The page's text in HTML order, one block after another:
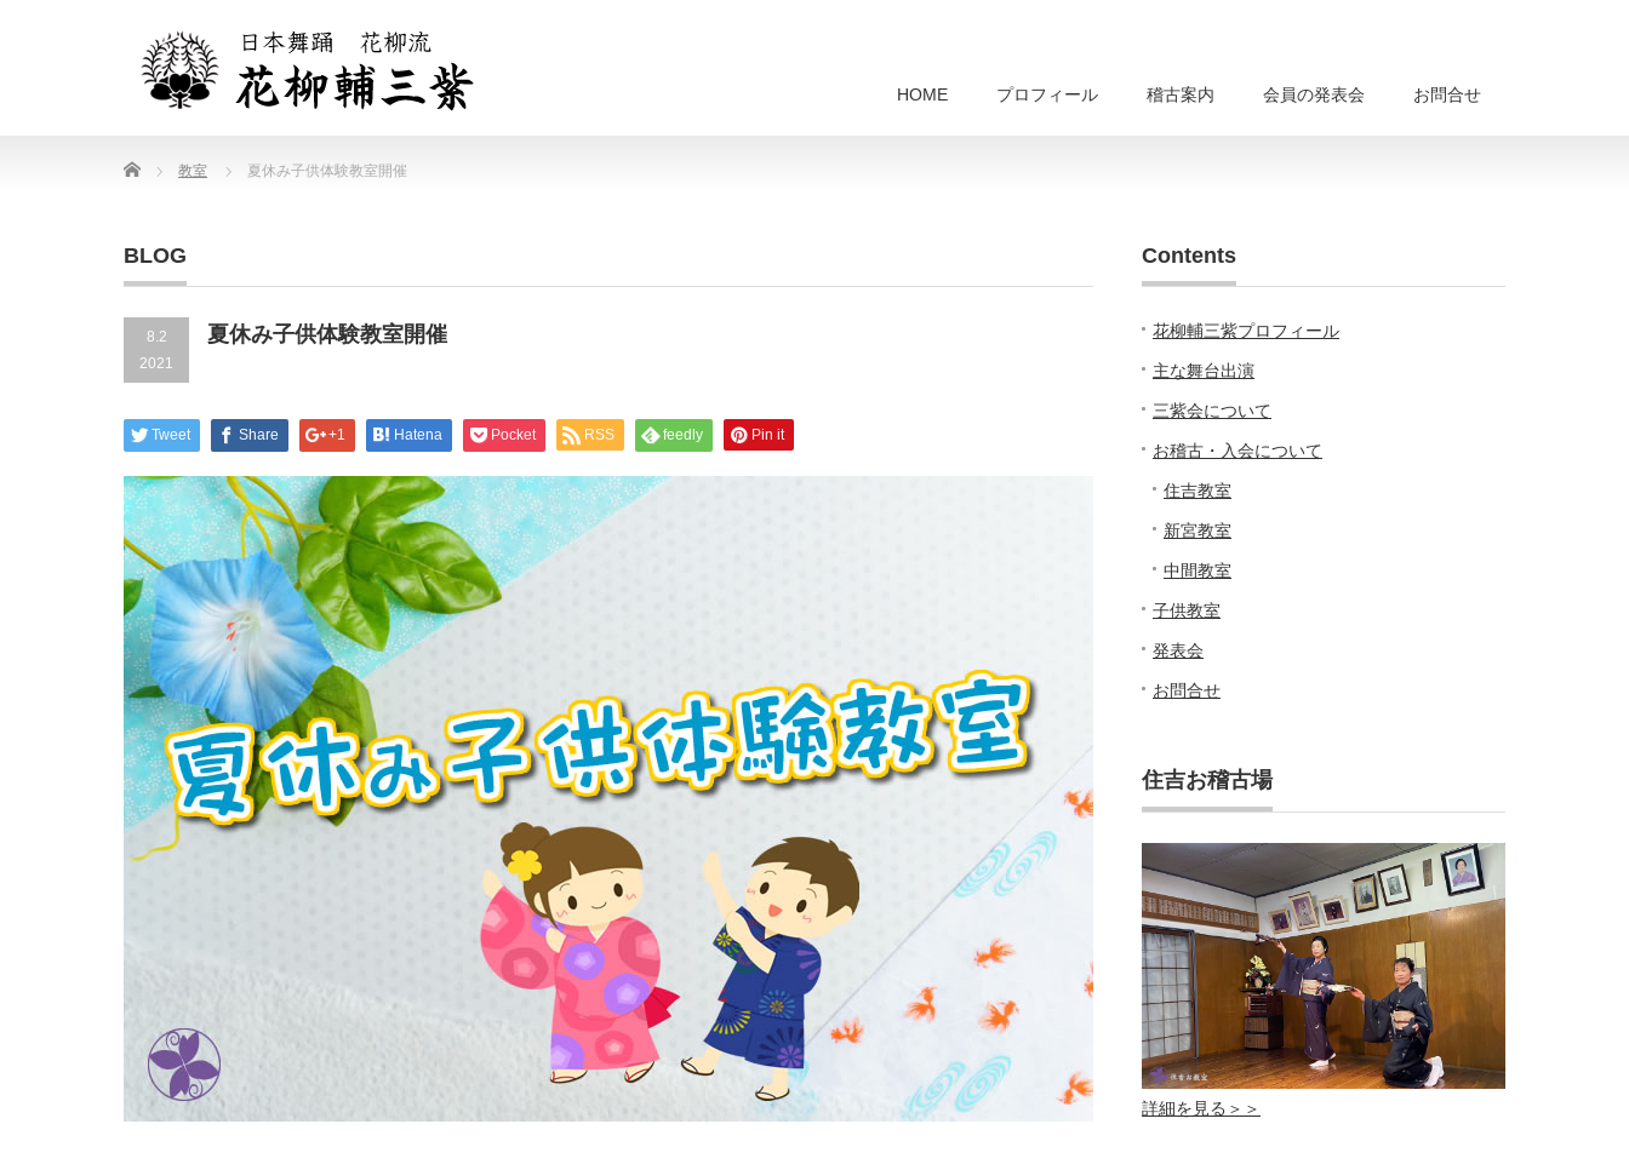
HOME プロフィール 稽古案内 会員の発表会 お問合せ
Home 教室 夏休み子供体験教室開催
BLOG
8.2
2021
夏休み子供体験教室開催
Tweet Share +1 Hatena Pocket RSS feedly Pin it
Contents
花柳輔三紫プロフィール
主な舞台出演
三紫会について
お稽古・入会について
住吉教室
新宮教室
中間教室
子供教室
発表会
お問合せ
住吉お稽古場
詳細を見る＞＞